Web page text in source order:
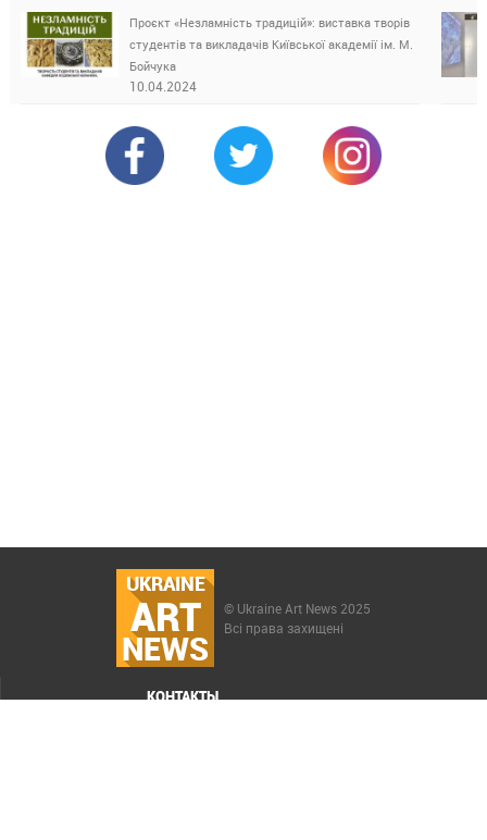
Проєкт «Незламність традицій»: виставка творів
студентів та викладачів Київської академії ім. М.
Бойчука
10.04.2024
UKRAINE
ART
NEWS
© Ukraine Art News 2025
Всі права захищені
КОНТАКТЫ